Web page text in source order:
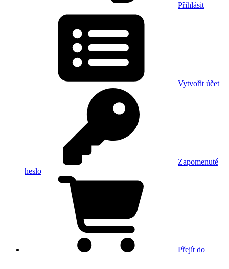
Přihlásit
Vytvořit účet
Zapomenuté
heslo
Přejít do